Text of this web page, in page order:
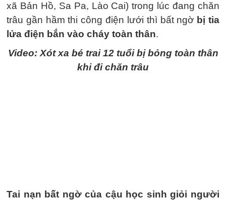
xã Bản Hồ, Sa Pa, Lào Cai) trong lúc đang chăn
trâu gần hầm thi công điện lưới thì bất ngờ bị tia
lửa điện bắn vào cháy toàn thân.
Video: Xót xa bé trai 12 tuổi bị bỏng toàn thân
khi đi chăn trâu
Tai nạn bất ngờ của cậu học sinh giỏi người